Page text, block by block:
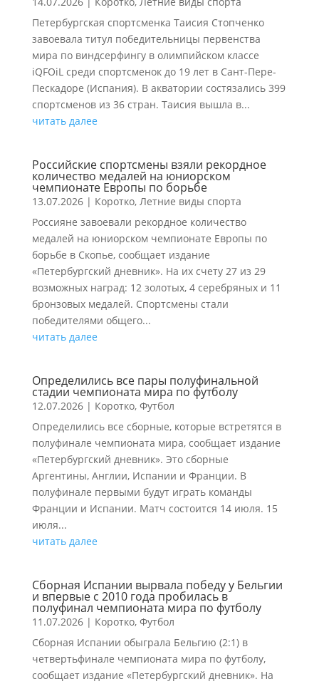
Петербургская спортсменка Таисия Стопченко
завоевала титул победительницы первенства
мира по виндсерфингу в олимпийском классе
iQFOiL среди спортсменок до 19 лет в Сант-Пере-
Пескадоре (Испания). В акватории состязались 399
спортсменов из 36 стран. Таисия вышла в...
читать далее
Российские спортсмены взяли рекордное
количество медалей на юниорском
чемпионате Европы по борьбе
13.07.2026| Коротко, Летние виды спорта
Россияне завоевали рекордное количество
медалей на юниорском чемпионате Европы по
борьбе в Скопье, сообщает издание
«Петербургский дневник». На их счету 27 из 29
возможных наград: 12 золотых, 4 серебряных и 11
бронзовых медалей. Спортсмены стали
победителями общего...
читать далее
Определились все пары полуфинальной
стадии чемпионата мира по футболу
12.07.2026| Коротко, Футбол
Определились все сборные, которые встретятся в
полуфинале чемпионата мира, сообщает издание
«Петербургский дневник». Это сборные
Аргентины, Англии, Испании и Франции. В
полуфинале первыми будут играть команды
Франции и Испании. Матч состоится 14 июля. 15
июля...
читать далее
Сборная Испании вырвала победу у Бельгии
и впервые с 2010 года пробилась в
полуфинал чемпионата мира по футболу
11.07.2026| Коротко, Футбол
Сборная Испании обыграла Бельгию (2:1) в
четвертьфинале чемпионата мира по футболу,
сообщает издание «Петербургский дневник». На